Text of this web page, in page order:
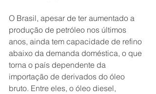
O Brasil, apesar de ter aumentado a
produção de petróleo nos últimos
anos, ainda tem capacidade de refino
abaixo da demanda doméstica, o que
torna o país dependente da
importação de derivados do óleo
bruto. Entre eles, o óleo diesel,